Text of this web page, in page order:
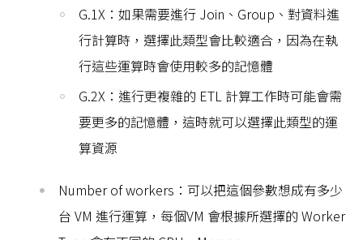
G.1X：如果需要進行 Join、Group、對資料進
行計算時，選擇此類型會比較適合，因為在執
行這些運算時會使用較多的記憶體
G.2X：進行更複雜的 ETL 計算工作時可能會需
要更多的記憶體，這時就可以選擇此類型的運
算資源
Number of workers：可以把這個參數想成有多少
台 VM 進行運算，每個VM 會根據所選擇的 Worker